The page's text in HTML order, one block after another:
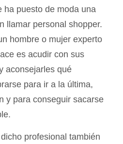
ha puesto de moda una
llamar personal shopper.
hombre o mujer experto
es acudir con sus
aconsejarles qué
para ir a la última,
y para conseguir sacarse
profesional también